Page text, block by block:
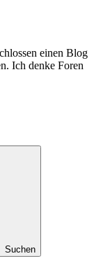
einen Blog
Ich denke Foren
Suchen